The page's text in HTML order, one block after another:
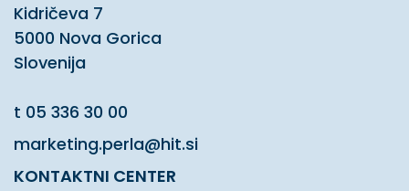
Kidričeva 7
5000 Nova Gorica
Slovenija
t 05 336 30 00
marketing.perla@hit.si
KONTAKTNI CENTER